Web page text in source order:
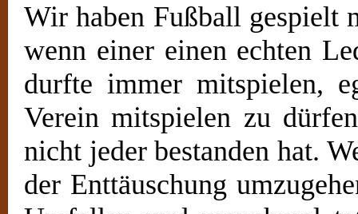
Wir haben Fußball gespielt
wenn einer einen echten
durfte immer mitspielen,
Verein mitspielen zu
nicht jeder bestanden hat.
der Enttäuschung